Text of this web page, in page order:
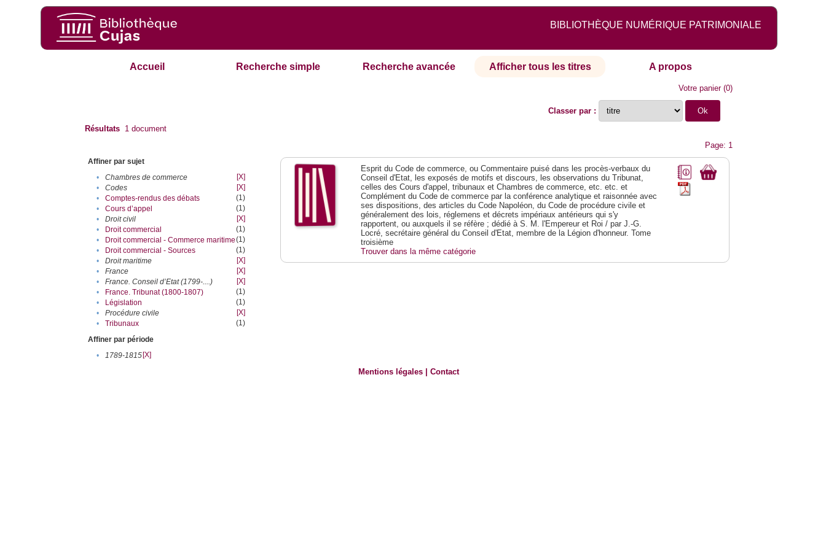
BIBLIOTHÈQUE NUMÉRIQUE PATRIMONIALE
Accueil Recherche simple Recherche avancée Afficher tous les titres A propos
Votre panier(0)
Classer par :
Résultats 1 document
Page: 1
Affiner par sujet
•
Chambres de commerce
[X]
•
Codes
[X]
•
Comptes-rendus des débats
(1)
•
Cours d’appel
(1)
•
Droit civil
[X]
•
Droit commercial
(1)
•
Droit commercial - Commerce maritime(1)
•
Droit commercial - Sources
(1)
•
Droit maritime
[X]
•
France
[X]
•
France. Conseil d’Etat (1799-....)
[X]
•
France. Tribunat (1800-1807)
(1)
•
Législation
(1)
•
Procédure civile
[X]
•
Tribunaux
(1)
Affiner par période
•
1789-1815[X]
Esprit du Code de commerce, ou Commentaire puisé dans les procès-verbaux du
Conseil d'Etat, les exposés de motifs et discours, les observations du Tribunat,
celles des Cours d'appel, tribunaux et Chambres de commerce, etc. etc. et
Complément du Code de commerce par la conférence analytique et raisonnée avec
ses dispositions, des articles du Code Napoléon, du Code de procédure civile et
généralement des lois, réglemens et décrets impériaux antérieurs qui s'y
rapportent, ou auxquels il se réfère ; dédié à S. M. l'Empereur et Roi / par J.-G.
Locré, secrétaire général du Conseil d'Etat, membre de la Légion d'honneur. Tome
troisième
Trouver dans la même catégorie
Mentions légales |Contact